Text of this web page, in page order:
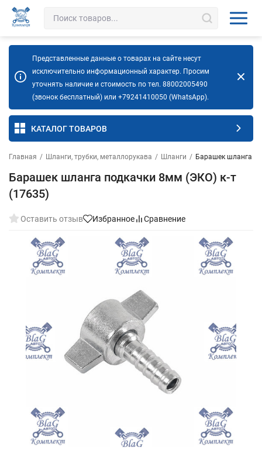
Представленные данные о товарах на сайте несут
исключительно информационный характер. Просим
уточнять наличие и стоимость по тел. 88002005490
(звонок бесплатный) или +79241410050 (WhatsApp).
КАТАЛОГ ТОВАРОВ
Главная / Шланги, трубки, металлорукава / Шланги / Барашек шланга
Барашек шланга подкачки 8мм (ЭКО) к-т
(17635)
Оставить отзыв Избранное Сравнение